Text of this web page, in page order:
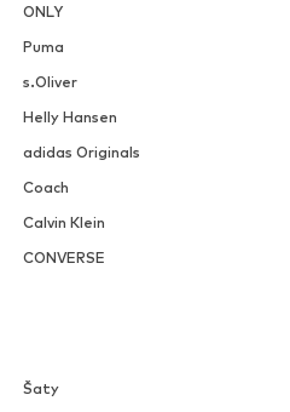
ONLY
Puma
s.Oliver
Helly Hansen
adidas Originals
Coach
Calvin Klein
CONVERSE
Šaty